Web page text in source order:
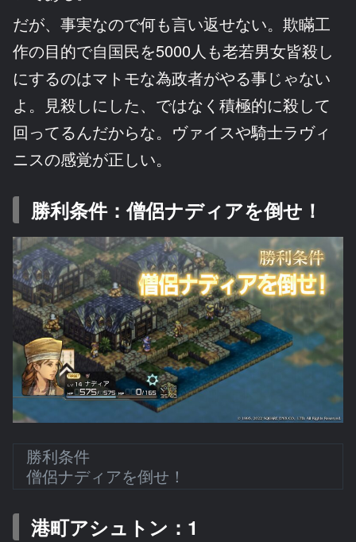
だが、事実なので何も言い返せない。欺瞞工
作の目的で自国民を5000人も老若男女皆殺し
にするのはマトモな為政者がやる事じゃない
よ。見殺しにした、ではなく積極的に殺して
回ってるんだからな。ヴァイスや騎士ラヴィ
ニスの感覚が正しい。
勝利条件：僧侶ナディアを倒せ！
勝利条件
僧侶ナディアを倒せ！
港町アシュトン：1